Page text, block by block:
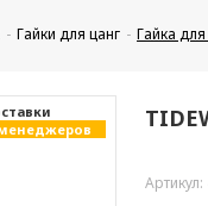
Гайки для цанг Гайка для